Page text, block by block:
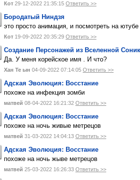
Кот 29-12-2022 21:35:15 Ответить >>
Бородатый Ниндзя
это просто анимация, и посмотреть на
Кот 19-09-2022 20:35:29 Ответить >>
Создание Персонажей из Вселенной
Да. У меня корейское имя . И что?
Хан Те ын 04-09-2022 07:14:05 Ответить >>
Адская Эволюция: Восстание
похоже на инфекция зомби
матвей 08-04-2022 16:21:32 Ответить >>
Адская Эволюция: Восстание
похоже на ночь живые метрецов
матвей 31-03-2022 14:04:13 Ответить >>
Адская Эволюция: Восстание
похоже на ночь жыве метрецов
матвей 25-03-2022 16:26:33 Ответить >>